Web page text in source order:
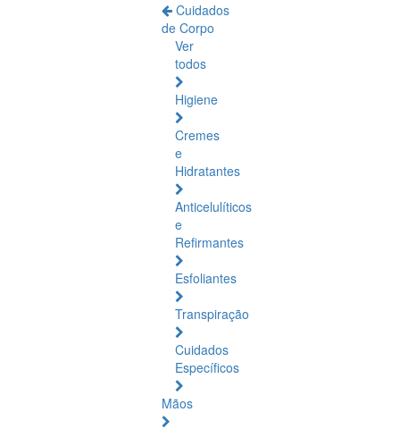
Cuidados
de Corpo
Ver
todos
Higiene
Cremes
e
Hidratantes
Anticelulíticos
e
Refirmantes
Esfoliantes
Transpiração
Cuidados
Específicos
Mãos